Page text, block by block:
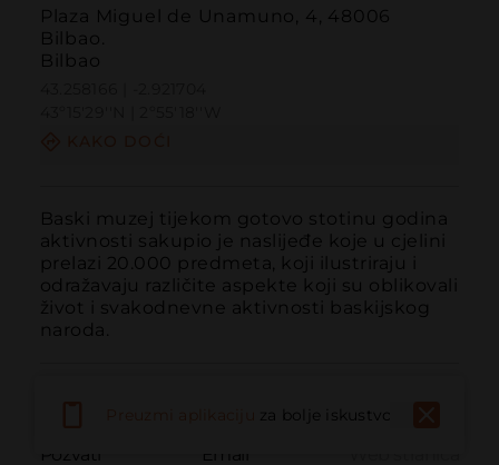
Plaza Miguel de Unamuno, 4, 48006
Bilbao.
Bilbao
Baski muzej tijekom gotovo stotinu godina
aktivnosti sakupio je naslijeđe koje u cjelini
prelazi 20.000 predmeta, koji ilustriraju i
odražavaju različite aspekte koji su oblikovali
život i svakodnevne aktivnosti baskijskog
naroda.
Pozvati Email
za bolje iskustvo